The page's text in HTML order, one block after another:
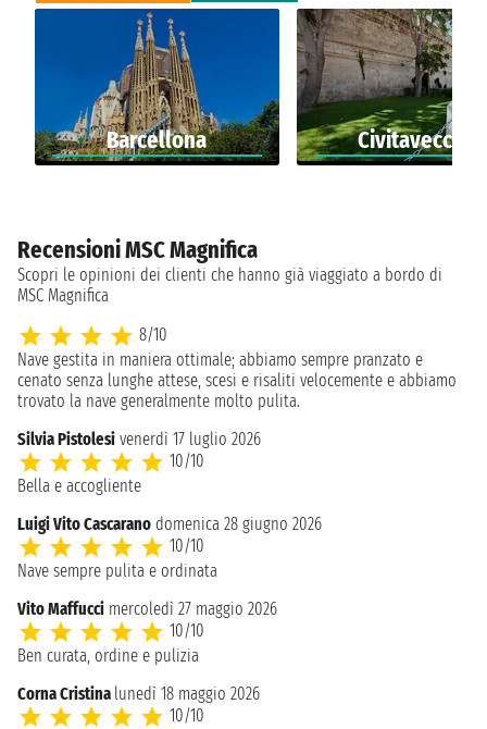
Barcellona Civitavecchia
Recensioni MSC Magnifica
Scopri le opinioni dei clienti che hanno già viaggiato a bordo di
MSC Magnifica
8/10
Nave gestita in maniera ottimale; abbiamo sempre pranzato e
cenato senza lunghe attese, scesi e risaliti velocemente e abbiamo
trovato la nave generalmente molto pulita.
Silvia Pistolesi venerdì 17 luglio 2026
10/10
Bella e accogliente
Luigi Vito Cascarano domenica 28 giugno 2026
10/10
Nave sempre pulita e ordinata
Vito Maffucci mercoledì 27 maggio 2026
10/10
Ben curata, ordine e pulizia
Corna Cristina lunedì 18 maggio 2026
10/10